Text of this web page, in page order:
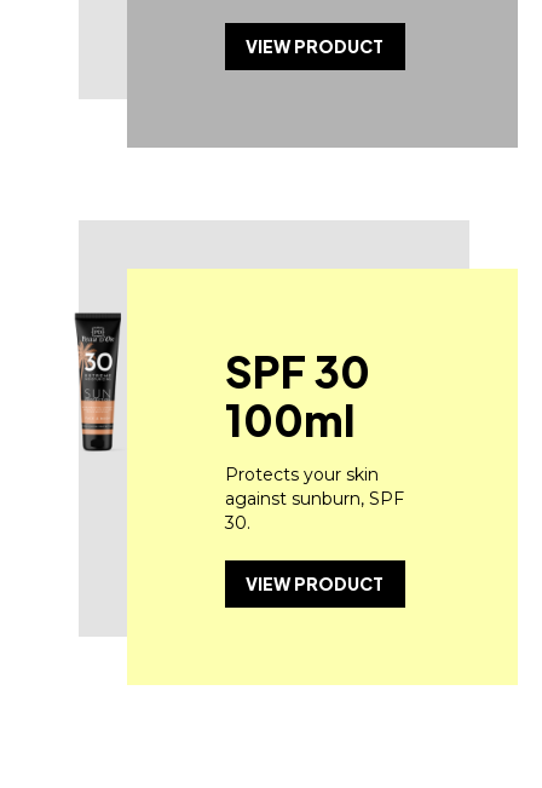
VIEW PRODUCT
SPF 30
100ml
Protects your skin
against sunburn, SPF
30.
VIEW PRODUCT